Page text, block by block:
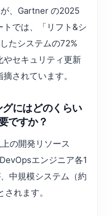
、Gartner の2025
では、「リフト&シ
たシステムの72%
やセキュリティ更新
されています。
にはどのくらい
ですか？
の開発リソース
エンジニア各1
中規模システム（約
れます。